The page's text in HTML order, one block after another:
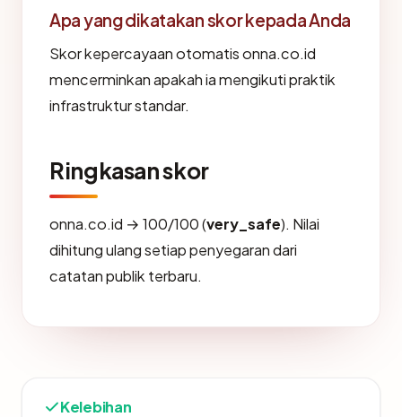
Apa yang dikatakan skor kepada Anda
Skor kepercayaan otomatis onna.co.id
mencerminkan apakah ia mengikuti praktik
infrastruktur standar.
Ringkasan skor
onna.co.id → 100/100 (very_safe). Nilai
dihitung ulang setiap penyegaran dari
catatan publik terbaru.
Kelebihan